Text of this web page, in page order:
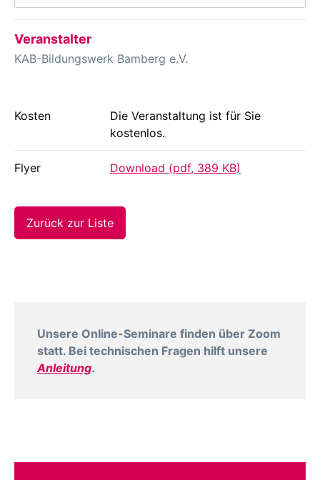
Veranstalter
KAB-Bildungswerk Bamberg e.V.
Kosten
Die Veranstaltung ist für Sie
kostenlos.
Flyer Download (pdf, 389 KB)
Zurück zur Liste
Unsere Online-Seminare finden über Zoom
statt. Bei technischen Fragen hilft unsere
Anleitung.